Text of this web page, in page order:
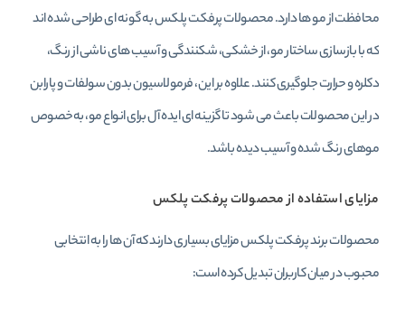
محافظت از مو ها دارد. محصولات پرفکت پلکس به گونه‌ ای طراحی شده‌ اند
که با بازسازی ساختار مو، از خشکی، شکنندگی و آسیب‌ های ناشی از رنگ،
دکلره و حرارت جلوگیری کنند. علاوه بر این، فرمولاسیون بدون سولفات و پارابن
در این محصولات باعث می‌ شود تا گزینه‌ ای ایده‌ آل برای انواع مو، به‌خصوص
موهای رنگ‌ شده و آسیب‌ دیده باشد.
مزایای استفاده از محصولات پرفکت پلکس
محصولات برند پرفکت پلکس مزایای بسیاری دارند که آن‌ ها را به انتخابی
محبوب در میان کاربران تبدیل کرده است: